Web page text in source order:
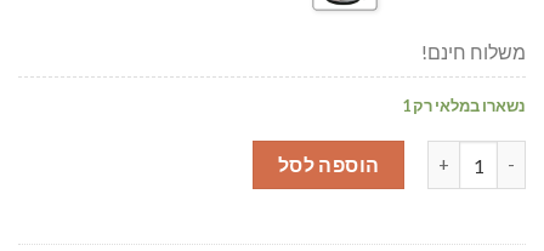
משלוח חינם!
נשארו במלאי רק 1
הוספה לסל